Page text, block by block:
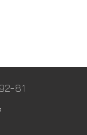
81